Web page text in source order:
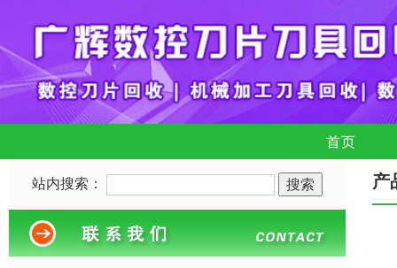
首页
站内搜索： 产